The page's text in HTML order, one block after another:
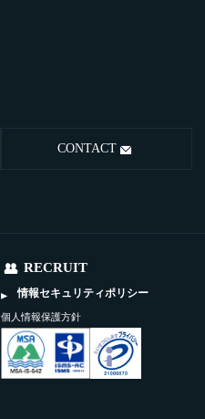
CONTACT
RECRUIT
情報セキュリティポリシー
個人情報保護方針